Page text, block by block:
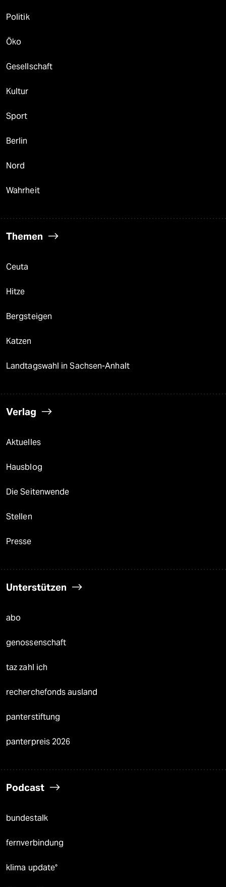
Politik
Öko
Gesellschaft
Kultur
Sport
Berlin
Nord
Wahrheit
Themen
Ceuta
Hitze
Bergsteigen
Katzen
Landtagswahl in Sachsen-Anhalt
Verlag
Aktuelles
Hausblog
Die Seitenwende
Stellen
Presse
Unterstützen
abo
genossenschaft
taz zahl ich
recherchefonds ausland
panterstiftung
panterpreis 2026
Podcast
bundestalk
fernverbindung
klima update°